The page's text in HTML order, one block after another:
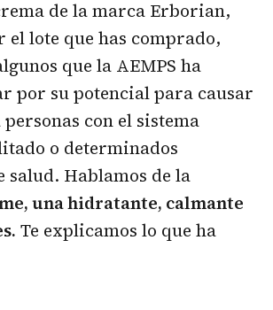
de la marca Erborian,
el lote que has comprado,
que la AEMPS ha
por su potencial para causar
con el sistema
o determinados
salud. Hablamos de la
una hidratante, calmante
Te explicamos lo que ha